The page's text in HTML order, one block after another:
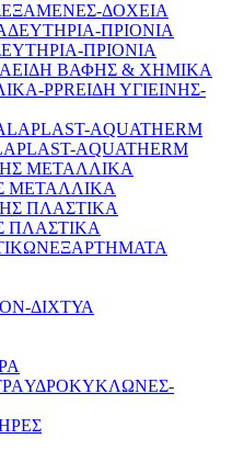
ΔΟΧΕΙΑ
ΠΡΙΟΝΙΑ
ΕΙΔΗ ΒΑΦΗΣ & ΧΗΜΙΚΑ
ΕΙΔΗ ΥΓΙΕΙΝΗΣ-
AQUATHERM
ΜΕΤΑΛΛΙΚΑ
ΠΛΑΣΤΙΚΑ
ΕΞΑΡΤΗΜΑΤΑ
ΔΙΧΤΥΑ
ΥΔΡΟΚΥΚΛΩΝΕΣ-